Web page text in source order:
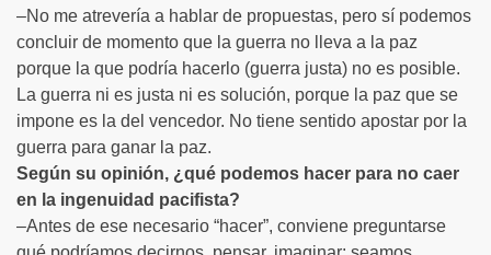
–No me atrevería a hablar de propuestas, pero sí podemos
concluir de momento que la guerra no lleva a la paz
porque la que podría hacerlo (guerra justa) no es posible.
La guerra ni es justa ni es solución, porque la paz que se
impone es la del vencedor. No tiene sentido apostar por la
guerra para ganar la paz.
Según su opinión, ¿qué podemos hacer para no caer
en la ingenuidad pacifista?
–Antes de ese necesario “hacer”, conviene preguntarse